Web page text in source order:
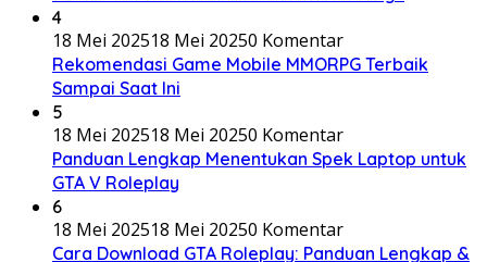
4
18 Mei 202518 Mei 20250 Komentar
Rekomendasi Game Mobile MMORPG Terbaik
Sampai Saat Ini
5
18 Mei 202518 Mei 20250 Komentar
Panduan Lengkap Menentukan Spek Laptop untuk
GTA V Roleplay
6
18 Mei 202518 Mei 20250 Komentar
Cara Download GTA Roleplay: Panduan Lengkap &